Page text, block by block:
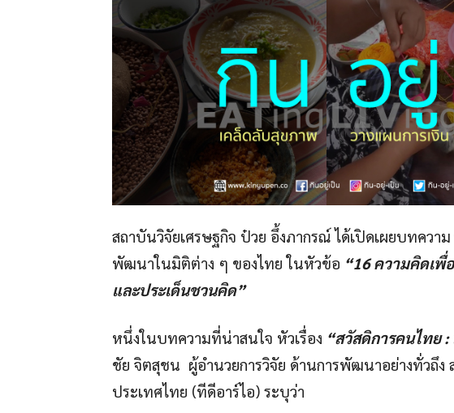
สถาบันวิจัยเศรษฐกิจ ป๋วย อึ้งภากรณ์ ได้เปิดเผยบทควา
พัฒนาในมิติต่าง ๆ ของไทย ในหัวข้อ “16 ความคิดเพื่
และประเด็นชวนคิด”
หนึ่งในบทความที่น่าสนใจ หัวเรื่อง “สวัสดิการคนไทย
ชัย จิตสุชน ผู้อำนวยการวิจัย ด้านการพัฒนาอย่างทั่วถึง
ประเทศไทย (ทีดีอาร์ไอ) ระบุว่า